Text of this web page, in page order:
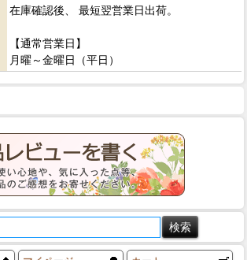
在庫確認後、 最短翌営業日出荷。
【通常営業日】
月曜～金曜日（平日）